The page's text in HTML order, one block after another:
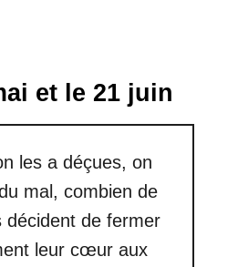
et le 21 juin
les a déçues, on
mal, combien de
décident de fermer
leur cœur aux